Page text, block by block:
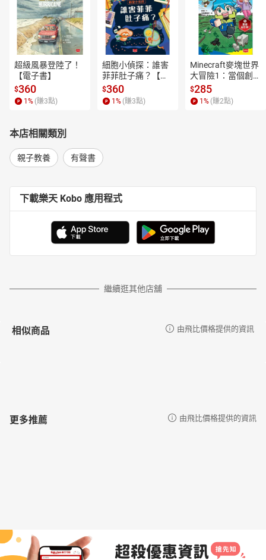
超級風暴登陸了！
【電子書】
$360
1% (賺3點)
細胞小偵探：誰害
菲菲肚子痛？【電
子書】
$360
1% (賺3點)
Minecraft麥塊世界
大冒險1：當個創世
神！【電子書】
$285
1% (賺2點)
本店相關類別
親子教養 有聲書
下載樂天 Kobo 應用程式
繼續逛其他店舖
相似商品 由飛比價格提供的資訊
更多推薦 由飛比價格提供的資訊